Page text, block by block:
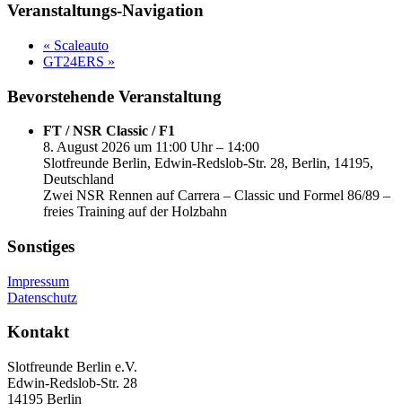
Veranstaltungs-Navigation
« Scaleauto
GT24ERS »
Bevorstehende Veranstaltung
FT / NSR Classic / F1
8. August 2026 um 11:00 Uhr – 14:00
Slotfreunde Berlin, Edwin-Redslob-Str. 28, Berlin, 14195,
Deutschland
Zwei NSR Rennen auf Carrera – Classic und Formel 86/89 –
freies Training auf der Holzbahn
Sonstiges
Impressum
Datenschutz
Kontakt
Slotfreunde Berlin e.V.
Edwin-Redslob-Str. 28
14195 Berlin